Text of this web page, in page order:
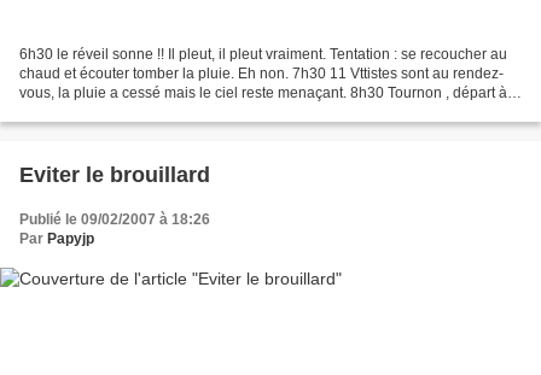
6h30 le réveil sonne !! Il pleut, il pleut vraiment. Tentation : se recoucher au
chaud et écouter tomber la pluie. Eh non. 7h30 11 Vttistes sont au rendez-
vous, la pluie a cessé mais le ciel reste menaçant. 8h30 Tournon , départ à
Eviter le brouillard
Publié le 09/02/2007 à 18:26
Par Papyjp